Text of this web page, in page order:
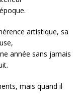
artistique, sa
année sans jamais
mais quand il